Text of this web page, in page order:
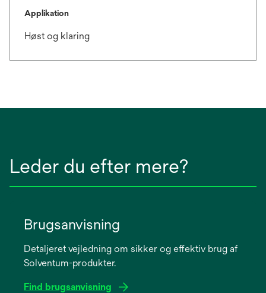
Applikation
Høst og klaring
Leder du efter mere?
Brugsanvisning
Detaljeret vejledning om sikker og effektiv brug af
Solventum-produkter.
Find brugsanvisning